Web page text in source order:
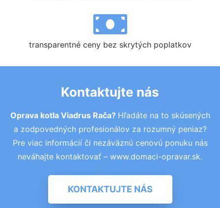
transparentné ceny bez skrytých poplatkov
Kontaktujte nás
Oprava kotla Viadrus Rača? Hľadáte na to skúsených
a zodpovedných profesionálov za rozumný peniaz?
Pre viac informácií či nezáväznú cenovú ponuku nás
neváhajte kontaktovať – www.domaci-opravar.sk.
KONTAKTUJTE NÁS